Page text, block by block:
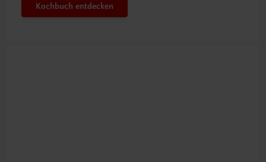
Kochbuch entdecken